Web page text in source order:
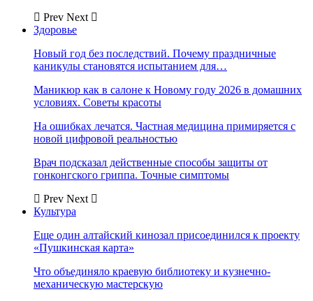
Prev Next
Здоровье
Новый год без последствий. Почему праздничные
каникулы становятся испытанием для…
Маникюр как в салоне к Новому году 2026 в домашних
условиях. Советы красоты
На ошибках лечатся. Частная медицина примиряется с
новой цифровой реальностью
Врач подсказал действенные способы защиты от
гонконгского гриппа. Точные симптомы
Prev Next
Культура
Еще один алтайский кинозал присоединился к проекту
«Пушкинская карта»
Что объединяло краевую библиотеку и кузнечно-
механическую мастерскую